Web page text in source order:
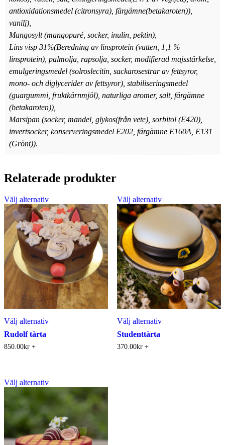
antioxidationsmedel (citronsyra), färgämne(betakaroten)),
vanilj),
Mangosylt (mangopuré, socker, inulin, pektin),
Lins visp 31%(Beredning av linsprotein (vatten, 1,1 %
linsprotein), palmolja, rapsolja, socker, modifierad majsstärkelse,
emulgeringsmedel (solroslecitin, sackarosestrar av fettsyror,
mono- och diglycerider av fettsyror), stabiliseringsmedel
(guargummi, fruktkärnmjöl), naturliga aromer, salt, färgämne
(betakaroten)),
Marsipan (socker, mandel, glykos(från vete), sorbitol (E420),
invertsocker, konserveringsmedel E202, färgämne E160A, E131
(Grönt)).
Relaterade produkter
Välj alternativ
Välj alternativ
Rudolf tårta
850.00kr +
Välj alternativ
Välj alternativ
Studenttårta
370.00kr +
Välj alternativ